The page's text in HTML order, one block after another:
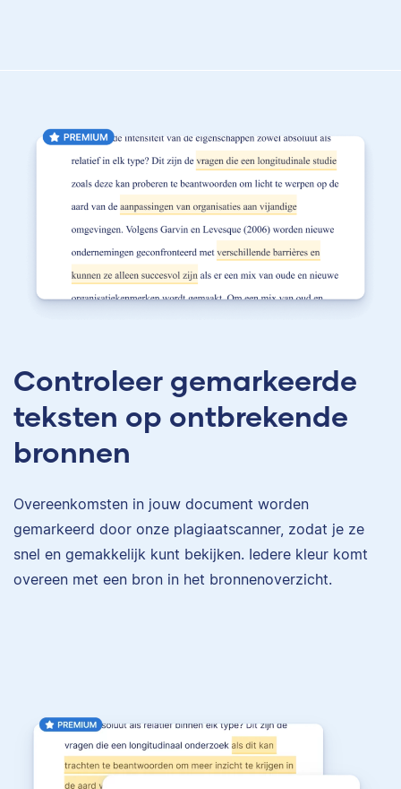
Controleer gemarkeerde
teksten op ontbrekende
bronnen
Overeenkomsten in jouw document worden
gemarkeerd door onze plagiaatscanner, zodat je ze
snel en gemakkelijk kunt bekijken. Iedere kleur komt
overeen met een bron in het bronnenoverzicht.